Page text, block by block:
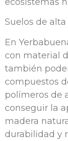
Suelos de
En
con material
también
compuestos
polímeros de
conseguir la
madera
durabilidad y